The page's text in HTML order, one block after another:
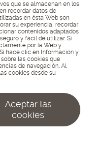
que se almacenan en los
recordar datos de
en ésta Web son
su experiencia, recordar
contenidos adaptados
y fácil de utilizar. Si
por la Web y
hace clic en Información y
las cookies que
de navegación. Al
cookies desde su
Aceptar las
cookies